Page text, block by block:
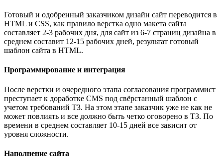
Готовый и одобренный заказчиком дизайн сайт переводится в
HTML и CSS, как правило верстка одно макета сайта
составляет 2-3 рабочих дня, для сайт из 6-7 страниц дизайна в
среднем составит 12-15 рабочих дней, результат готовый
шаблон сайта в HTML.
Программирование и интеграция
После верстки и очередного этапа согласования программист
преступает к доработке CMS под свёрстанный шаблон с
учетом требований ТЗ. На этом этапе заказчик уже не как не
может повлиять и все должно быть четко оговорено в ТЗ. По
времени в среднем составляет 10-15 дней все зависит от
уровня сложности.
Наполнение сайта